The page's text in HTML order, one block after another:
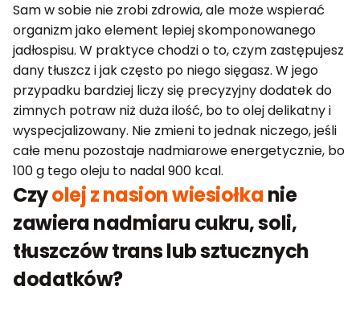
Sam w sobie nie zrobi zdrowia, ale może wspierać
organizm jako element lepiej skomponowanego
jadłospisu. W praktyce chodzi o to, czym zastępujesz
dany tłuszcz i jak często po niego sięgasz. W jego
przypadku bardziej liczy się precyzyjny dodatek do
zimnych potraw niż duża ilość, bo to olej delikatny i
wyspecjalizowany. Nie zmieni to jednak niczego, jeśli
całe menu pozostaje nadmiarowe energetycznie, bo
100 g tego oleju to nadal 900 kcal.
Czyolej z nasion wiesiołkanie
zawiera nadmiaru cukru, soli,
tłuszczów trans lub sztucznych
dodatków?